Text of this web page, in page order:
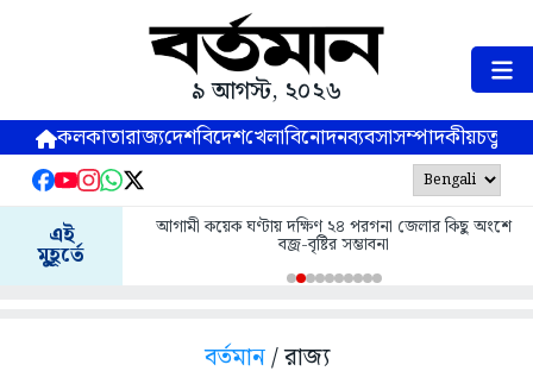
৯ আগস্ট, ২০২৬
কলকাতারাজ্যদেশবিদেশখেলাবিনোদনব্যবসাসম্পাদকীয়
এই
মুহূর্তে
আগামী কয়েক ঘণ্টায় দক্ষিণ ২৪ পরগনা জেলার কিছু অংশে
বজ্র-বৃষ্টির সম্ভাবনা
বর্তমান/ রাজ্য